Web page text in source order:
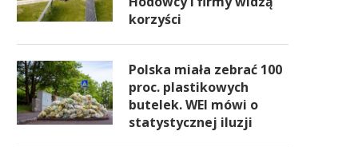
korzyści
Polska miała zebrać 100
proc. plastikowych
butelek. WEI mówi o
statystycznej iluzji